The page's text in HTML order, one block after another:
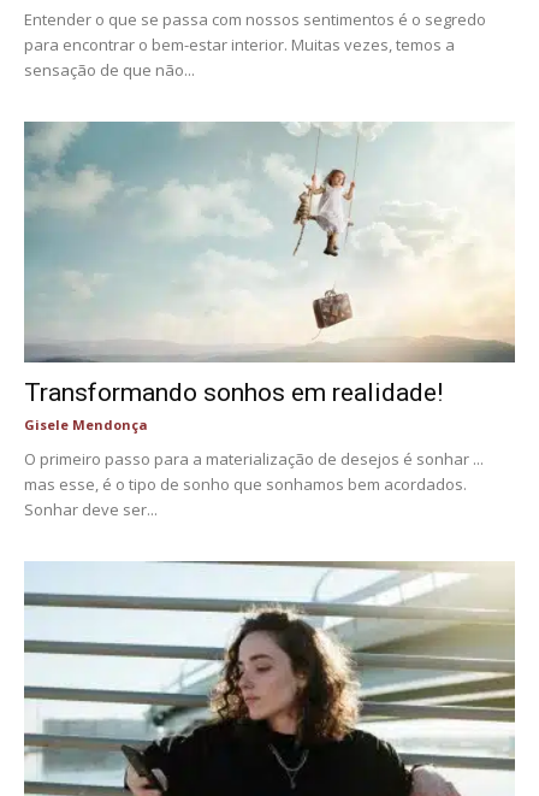
Entender o que se passa com nossos sentimentos é o segredo
para encontrar o bem-estar interior. Muitas vezes, temos a
sensação de que não...
Transformando sonhos em realidade!
Gisele Mendonça
O primeiro passo para a materialização de desejos é sonhar ...
mas esse, é o tipo de sonho que sonhamos bem acordados.
Sonhar deve ser...